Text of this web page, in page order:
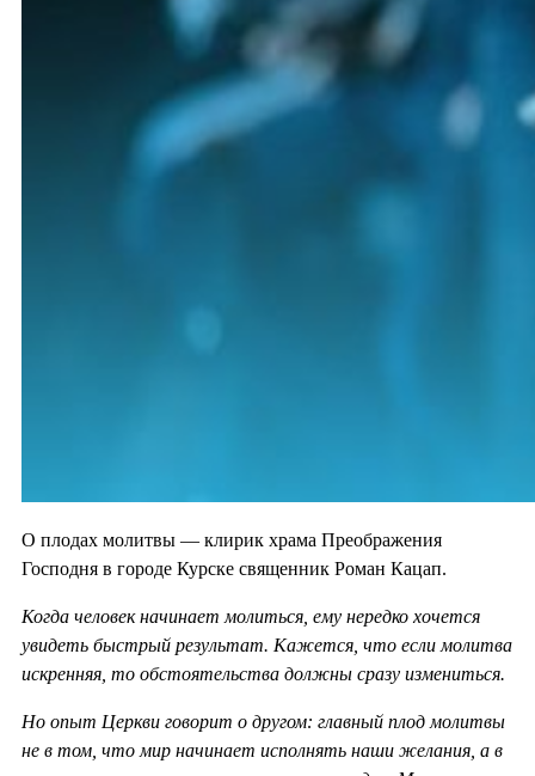
О плодах молитвы — клирик храма Преображения
Господня в городе Курске священник Роман Кацап.
Когда человек начинает молиться, ему нередко хочется
увидеть быстрый результат. Кажется, что если молитва
искренняя, то обстоятельства должны сразу измениться.
Но опыт Церкви говорит о другом: главный плод молитвы
не в том, что мир начинает исполнять наши желания, а в